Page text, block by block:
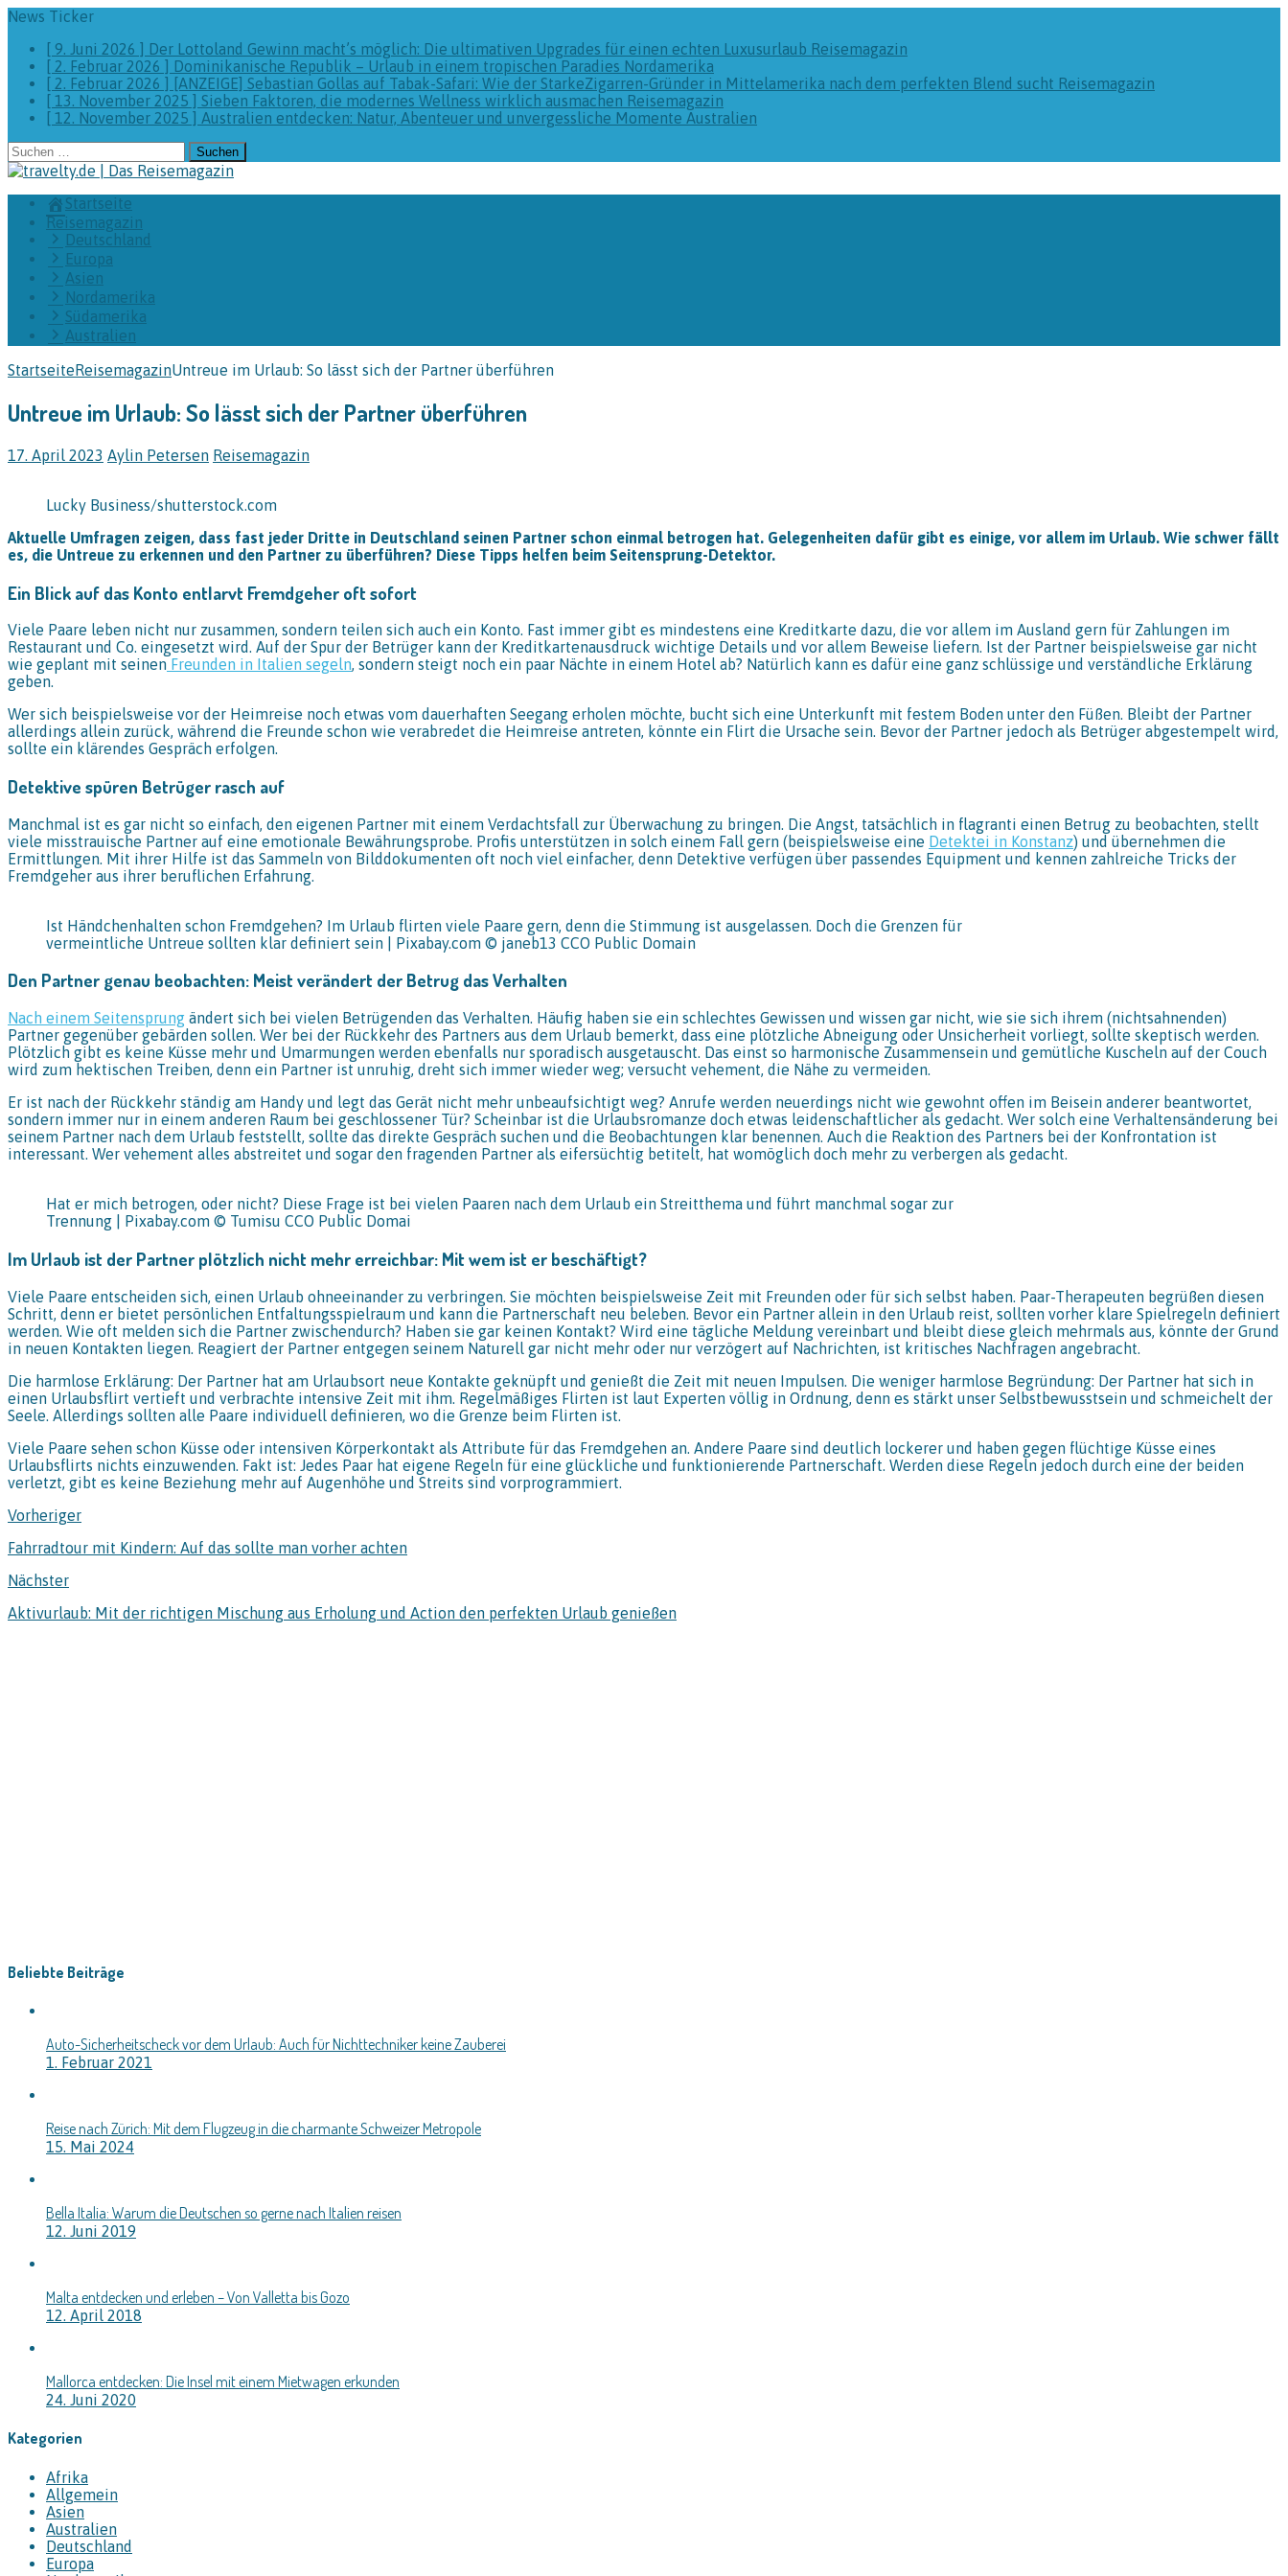
News Ticker
[ 9. Juni 2026 ] Der Lottoland Gewinn macht’s möglich: Die ultimativen Upgrades für einen echten Luxusurlaub Reisemagazin
[ 2. Februar 2026 ] Dominikanische Republik – Urlaub in einem tropischen Paradies Nordamerika
[ 2. Februar 2026 ] [ANZEIGE] Sebastian Gollas auf Tabak-Safari: Wie der StarkeZigarren-Gründer in Mittelamerika nach dem perfekten Blend sucht Reisemagazin
[ 13. November 2025 ] Sieben Faktoren, die modernes Wellness wirklich ausmachen Reisemagazin
[ 12. November 2025 ] Australien entdecken: Natur, Abenteuer und unvergessliche Momente Australien
Suchen
nach:
Startseite
Reisemagazin
Deutschland
Europa
Asien
Nordamerika
Südamerika
Australien
StartseiteReisemagazinUntreue im Urlaub: So lässt sich der Partner überführen
Untreue im Urlaub: So lässt sich der Partner überführen
17. April 2023 Aylin Petersen Reisemagazin
Lucky Business/shutterstock.com
Aktuelle Umfragen zeigen, dass fast jeder Dritte in Deutschland seinen Partner schon einmal betrogen hat. Gelegenheiten dafür gibt es einige, vor allem im Urlaub. Wie schwer fällt
es, die Untreue zu erkennen und den Partner zu überführen? Diese Tipps helfen beim Seitensprung-Detektor.
Ein Blick auf das Konto entlarvt Fremdgeher oft sofort
Viele Paare leben nicht nur zusammen, sondern teilen sich auch ein Konto. Fast immer gibt es mindestens eine Kreditkarte dazu, die vor allem im Ausland gern für Zahlungen im
Restaurant und Co. eingesetzt wird. Auf der Spur der Betrüger kann der Kreditkartenausdruck wichtige Details und vor allem Beweise liefern. Ist der Partner beispielsweise gar nicht
wie geplant mit seinen Freunden in Italien segeln, sondern steigt noch ein paar Nächte in einem Hotel ab? Natürlich kann es dafür eine ganz schlüssige und verständliche Erklärung
geben.
Wer sich beispielsweise vor der Heimreise noch etwas vom dauerhaften Seegang erholen möchte, bucht sich eine Unterkunft mit festem Boden unter den Füßen. Bleibt der Partner
allerdings allein zurück, während die Freunde schon wie verabredet die Heimreise antreten, könnte ein Flirt die Ursache sein. Bevor der Partner jedoch als Betrüger abgestempelt wird,
sollte ein klärendes Gespräch erfolgen.
Detektive spüren Betrüger rasch auf
Manchmal ist es gar nicht so einfach, den eigenen Partner mit einem Verdachtsfall zur Überwachung zu bringen. Die Angst, tatsächlich in flagranti einen Betrug zu beobachten, stellt
viele misstrauische Partner auf eine emotionale Bewährungsprobe. Profis unterstützen in solch einem Fall gern (beispielsweise eine Detektei in Konstanz) und übernehmen die
Ermittlungen. Mit ihrer Hilfe ist das Sammeln von Bilddokumenten oft noch viel einfacher, denn Detektive verfügen über passendes Equipment und kennen zahlreiche Tricks der
Fremdgeher aus ihrer beruflichen Erfahrung.
Ist Händchenhalten schon Fremdgehen? Im Urlaub flirten viele Paare gern, denn die Stimmung ist ausgelassen. Doch die Grenzen für
vermeintliche Untreue sollten klar definiert sein | Pixabay.com © janeb13 CCO Public Domain
Den Partner genau beobachten: Meist verändert der Betrug das Verhalten
Nach einem Seitensprung ändert sich bei vielen Betrügenden das Verhalten. Häufig haben sie ein schlechtes Gewissen und wissen gar nicht, wie sie sich ihrem (nichtsahnenden)
Partner gegenüber gebärden sollen. Wer bei der Rückkehr des Partners aus dem Urlaub bemerkt, dass eine plötzliche Abneigung oder Unsicherheit vorliegt, sollte skeptisch werden.
Plötzlich gibt es keine Küsse mehr und Umarmungen werden ebenfalls nur sporadisch ausgetauscht. Das einst so harmonische Zusammensein und gemütliche Kuscheln auf der Couch
wird zum hektischen Treiben, denn ein Partner ist unruhig, dreht sich immer wieder weg; versucht vehement, die Nähe zu vermeiden.
Er ist nach der Rückkehr ständig am Handy und legt das Gerät nicht mehr unbeaufsichtigt weg? Anrufe werden neuerdings nicht wie gewohnt offen im Beisein anderer beantwortet,
sondern immer nur in einem anderen Raum bei geschlossener Tür? Scheinbar ist die Urlaubsromanze doch etwas leidenschaftlicher als gedacht. Wer solch eine Verhaltensänderung bei
seinem Partner nach dem Urlaub feststellt, sollte das direkte Gespräch suchen und die Beobachtungen klar benennen. Auch die Reaktion des Partners bei der Konfrontation ist
interessant. Wer vehement alles abstreitet und sogar den fragenden Partner als eifersüchtig betitelt, hat womöglich doch mehr zu verbergen als gedacht.
Hat er mich betrogen, oder nicht? Diese Frage ist bei vielen Paaren nach dem Urlaub ein Streitthema und führt manchmal sogar zur
Trennung | Pixabay.com © Tumisu CCO Public Domai
Im Urlaub ist der Partner plötzlich nicht mehr erreichbar: Mit wem ist er beschäftigt?
Viele Paare entscheiden sich, einen Urlaub ohneeinander zu verbringen. Sie möchten beispielsweise Zeit mit Freunden oder für sich selbst haben. Paar-Therapeuten begrüßen diesen
Schritt, denn er bietet persönlichen Entfaltungsspielraum und kann die Partnerschaft neu beleben. Bevor ein Partner allein in den Urlaub reist, sollten vorher klare Spielregeln definiert
werden. Wie oft melden sich die Partner zwischendurch? Haben sie gar keinen Kontakt? Wird eine tägliche Meldung vereinbart und bleibt diese gleich mehrmals aus, könnte der Grund
in neuen Kontakten liegen. Reagiert der Partner entgegen seinem Naturell gar nicht mehr oder nur verzögert auf Nachrichten, ist kritisches Nachfragen angebracht.
Die harmlose Erklärung: Der Partner hat am Urlaubsort neue Kontakte geknüpft und genießt die Zeit mit neuen Impulsen. Die weniger harmlose Begründung: Der Partner hat sich in
einen Urlaubsflirt vertieft und verbrachte intensive Zeit mit ihm. Regelmäßiges Flirten ist laut Experten völlig in Ordnung, denn es stärkt unser Selbstbewusstsein und schmeichelt der
Seele. Allerdings sollten alle Paare individuell definieren, wo die Grenze beim Flirten ist.
Viele Paare sehen schon Küsse oder intensiven Körperkontakt als Attribute für das Fremdgehen an. Andere Paare sind deutlich lockerer und haben gegen flüchtige Küsse eines
Urlaubsflirts nichts einzuwenden. Fakt ist: Jedes Paar hat eigene Regeln für eine glückliche und funktionierende Partnerschaft. Werden diese Regeln jedoch durch eine der beiden
verletzt, gibt es keine Beziehung mehr auf Augenhöhe und Streits sind vorprogrammiert.
Vorheriger
Fahrradtour mit Kindern: Auf das sollte man vorher achten
Nächster
Aktivurlaub: Mit der richtigen Mischung aus Erholung und Action den perfekten Urlaub genießen
Beliebte Beiträge
Auto-Sicherheitscheck vor dem Urlaub: Auch für Nichttechniker keine Zauberei
1. Februar 2021
Reise nach Zürich: Mit dem Flugzeug in die charmante Schweizer Metropole
15. Mai 2024
Bella Italia: Warum die Deutschen so gerne nach Italien reisen
12. Juni 2019
Malta entdecken und erleben – Von Valletta bis Gozo
12. April 2018
Mallorca entdecken: Die Insel mit einem Mietwagen erkunden
24. Juni 2020
Kategorien
Afrika
Allgemein
Asien
Australien
Deutschland
Europa